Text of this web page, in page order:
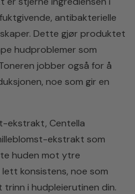
antibakterielle
Dette gjør produktet
hudproblemer som
jobber også for å
noe som gir en
ekstrakt, Centella
ekstrakt som
huden mot ytre
konsistens, noe som
i hudpleierutinen din.